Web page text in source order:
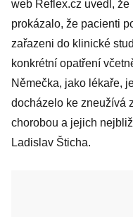
web Reflex.cz uvedl,
prokázalo, že pacienti
zařazeni do klinické
konkrétní opatření
Němečka, jako lékaře,
docházelo ke zneužívá
chorobou a jejich
Ladislav Šticha.